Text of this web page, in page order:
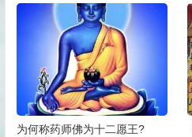
为何称药师佛为十二愿王?